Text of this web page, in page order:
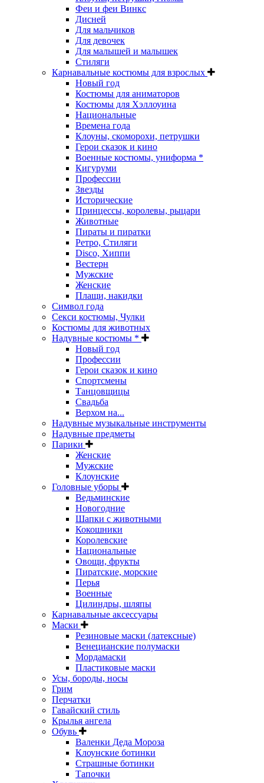
Феи и феи Винкс
Дисней
Для мальчиков
Для девочек
Для малышей и малышек
Стиляги
Карнавальные костюмы для взрослых
Новый год
Костюмы для аниматоров
Костюмы для Хэллоуина
Национальные
Времена года
Клоуны, скоморохи, петрушки
Герои сказок и кино
Военные костюмы, униформа *
Кигуруми
Профессии
Звезды
Исторические
Принцессы, королевы, рыцари
Животные
Пираты и пиратки
Ретро, Стиляги
Disco, Хиппи
Вестерн
Мужские
Женские
Плащи, накидки
Символ года
Секси костюмы, Чулки
Костюмы для животных
Надувные костюмы *
Новый год
Профессии
Герои сказок и кино
Спортсмены
Танцовщицы
Свадьба
Верхом на...
Надувные музыкальные инструменты
Надувные предметы
Парики
Женские
Мужские
Клоунские
Головные уборы
Ведьминские
Новогодние
Шапки с животными
Кокошники
Королевские
Национальные
Овощи, фрукты
Пиратские, морские
Перья
Военные
Цилиндры, шляпы
Карнавальные аксессуары
Маски
Резиновые маски (латексные)
Венецианские полумаски
Мордамаски
Пластиковые маски
Усы, бороды, носы
Грим
Перчатки
Гавайский стиль
Крылья ангела
Обувь
Валенки Деда Мороза
Клоунские ботинки
Страшные ботинки
Тапочки